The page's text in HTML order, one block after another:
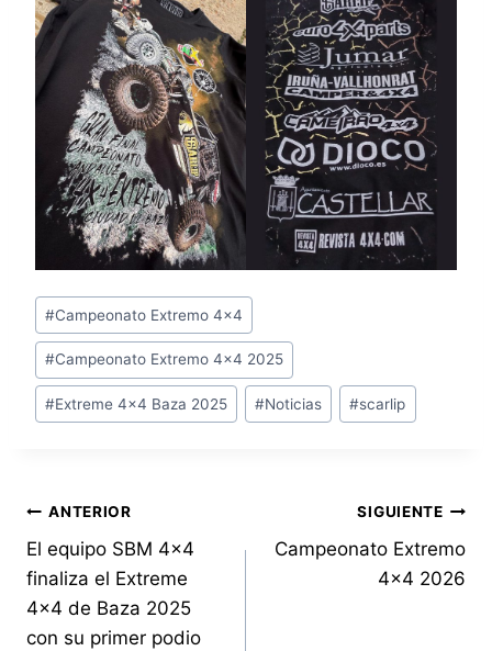
Etiquetas
de
la
entrada:
#Campeonato Extremo 4x4
#Campeonato Extremo 4x4 2025
#Extreme 4x4 Baza 2025 #Noticias #scarlip
Navegación
de
entradas
ANTERIOR
El equipo SBM 4×4
finaliza el Extreme
4×4 de Baza 2025
con su primer podio
SIGUIENTE
Campeonato Extremo
4×4 2026